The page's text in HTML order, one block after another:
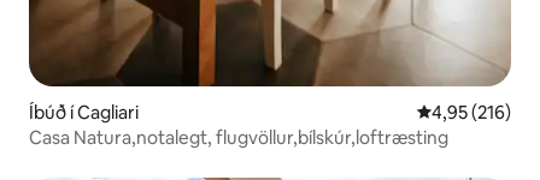
Íbúð í Cagliari 4,95 af 5 í
4,95 (216)
Casa Natura,notalegt, flugvöllur,bílskúr,loftræsting